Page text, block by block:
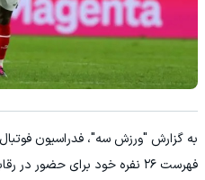
به گزارش "ورزش سه"، فدراسیون